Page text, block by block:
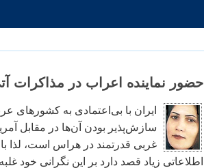
حضور نماينده اعراب در مذاکرات
ايران با بی‌اعتمادی به کشورهای
سازش‌پذير بودن آن‌ها در مقابل
غربی قدرتمند در هراس است، لذا
اطلاعاتی زياد قصد دارد بر اين نگرانی خود